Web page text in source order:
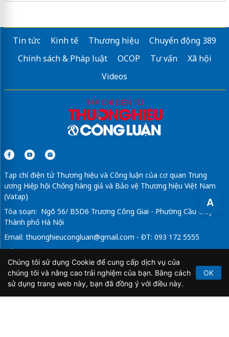
A
Tin tức Kinh tế Thương hiệu
Chuyển động 389
Chính sách & Pháp luật
OCOP Tư vấn
Xã hội
Videos
Tạp chí điện tử Thương hiệu và Công luận của cơ quan Trung
ương Hiệp hội Chống hàng giả và Bảo vệ Thương hiệu Việt Nam
(Vatap)
Tòa soạn: Ngõ 56/ B5D6 Trương Công Giai - Phường Cầu Giấy -
Thành phố Hà Nội
Email: thuonghieucongluan@gmail.com - ĐT: 093 172 5555
Tổng Biên Tập: Vũ Đức Thuận
Giấy phép hoạt động báo chí điện tử số 64/GP-BTTTT do Bộ
Thông tin và Truyền thông cấp ngày 21/2/2020.
Chúng tôi sử dụng Cookie để cung cấp dịch vụ của
chúng tôi và nâng cao trải nghiệm của bạn. Bằng cách
sử dụng trang web này, bạn đã đồng ý với điều này.
OK